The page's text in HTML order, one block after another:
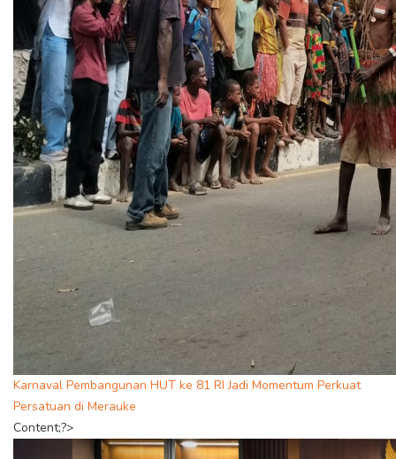
Karnaval Pembangunan HUT ke 81 RI Jadi Momentum Perkuat
Persatuan di Merauke
Content;?>